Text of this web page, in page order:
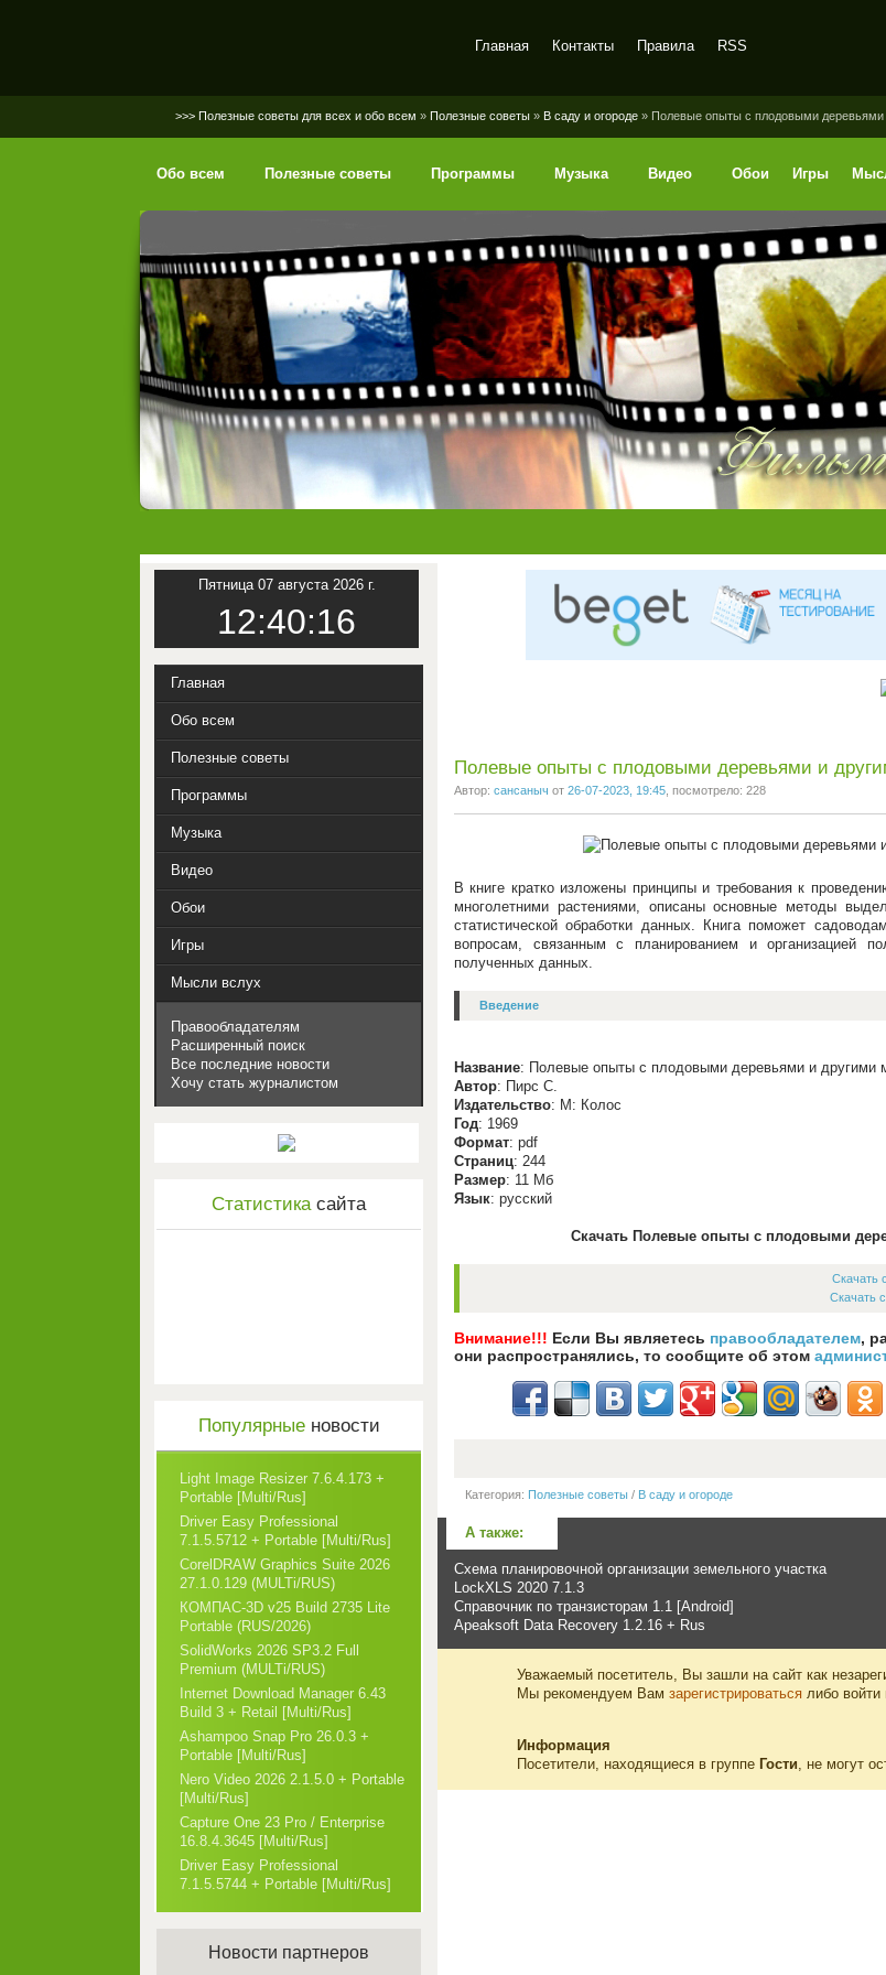
Главная Контакты Правила RSS
>>> Полезные советы для всех и обо всем » Полезные советы » В саду и огороде » Полевые опыты с плодовыми деревьями
Обо всем Полезные советы Программы Музыка Видео Обои Игры
Полевые опыты с плодовыми деревьями и
Автор: сансаныч от 26-07-2023, 19:45 , посмотрело: 228
В книге кратко изложены принципы и требования к
многолетними растениями, описаны основные методы
статистической обработки данных. Книга поможет
вопросам, связанным с планированием и организацией
полученных данных.
Введение
Название: Полевые опыты с плодовыми деревьями и другими
Автор: Пирс С.
Издательство: М: Колос
Год: 1969
Формат: pdf
Страниц: 244
Размер: 11 Мб
Язык: русский
Скачать Полевые опыты с плодовыми
Скачать
Скачать
Внимание!!! Если Вы являетесь правообладателем,
они распространялись, то сообщите об этом
Категория: Полезные советы / В саду и огороде
А также:
Схема планировочной организации земельного участка
LockXLS 2020 7.1.3
Справочник по транзисторам 1.1 [Android]
Apeaksoft Data Recovery 1.2.16 + Rus
Уважаемый посетитель, Вы зашли на сайт как
Мы рекомендуем Вам зарегистрироваться либо
Информация
Посетители, находящиеся в группе Гости, не могут
Пятница 07 августа 2026 г.
12:40:17
Главная
Обо всем
Полезные советы
Программы
Музыка
Видео
Обои
Игры
Мысли вслух
Правообладателям
Расширенный поиск
Все последние новости
Хочу стать журналистом
Статистикасайта
Популярныеновости
Light Image Resizer 7.6.4.173 +
Portable [Multi/Rus]
Driver Easy Professional
7.1.5.5712 + Portable [Multi/Rus]
CorelDRAW Graphics Suite 2026
27.1.0.129 (MULTi/RUS)
КОМПАС-3D v25 Build 2735 Lite
Portable (RUS/2026)
SolidWorks 2026 SP3.2 Full
Premium (MULTi/RUS)
Internet Download Manager 6.43
Build 3 + Retail [Multi/Rus]
Ashampoo Snap Pro 26.0.3 +
Portable [Multi/Rus]
Nero Video 2026 2.1.5.0 + Portable
[Multi/Rus]
Capture One 23 Pro / Enterprise
16.8.4.3645 [Multi/Rus]
Driver Easy Professional
7.1.5.5744 + Portable [Multi/Rus]
Новости партнеров